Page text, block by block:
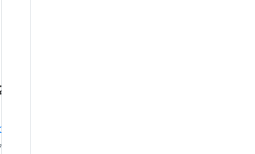
mm
km/h